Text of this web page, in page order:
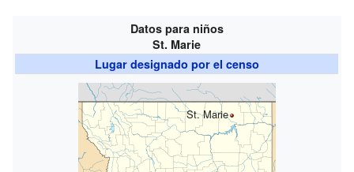
Datos para niños
St. Marie
Lugar designado por el censo
St. Marie